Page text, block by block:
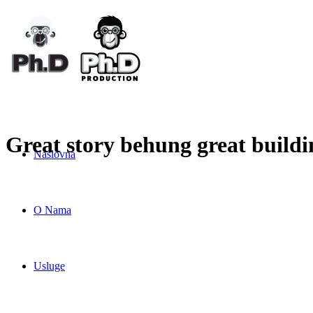
Naslovna
O Nama
Usluge
Great story behung great